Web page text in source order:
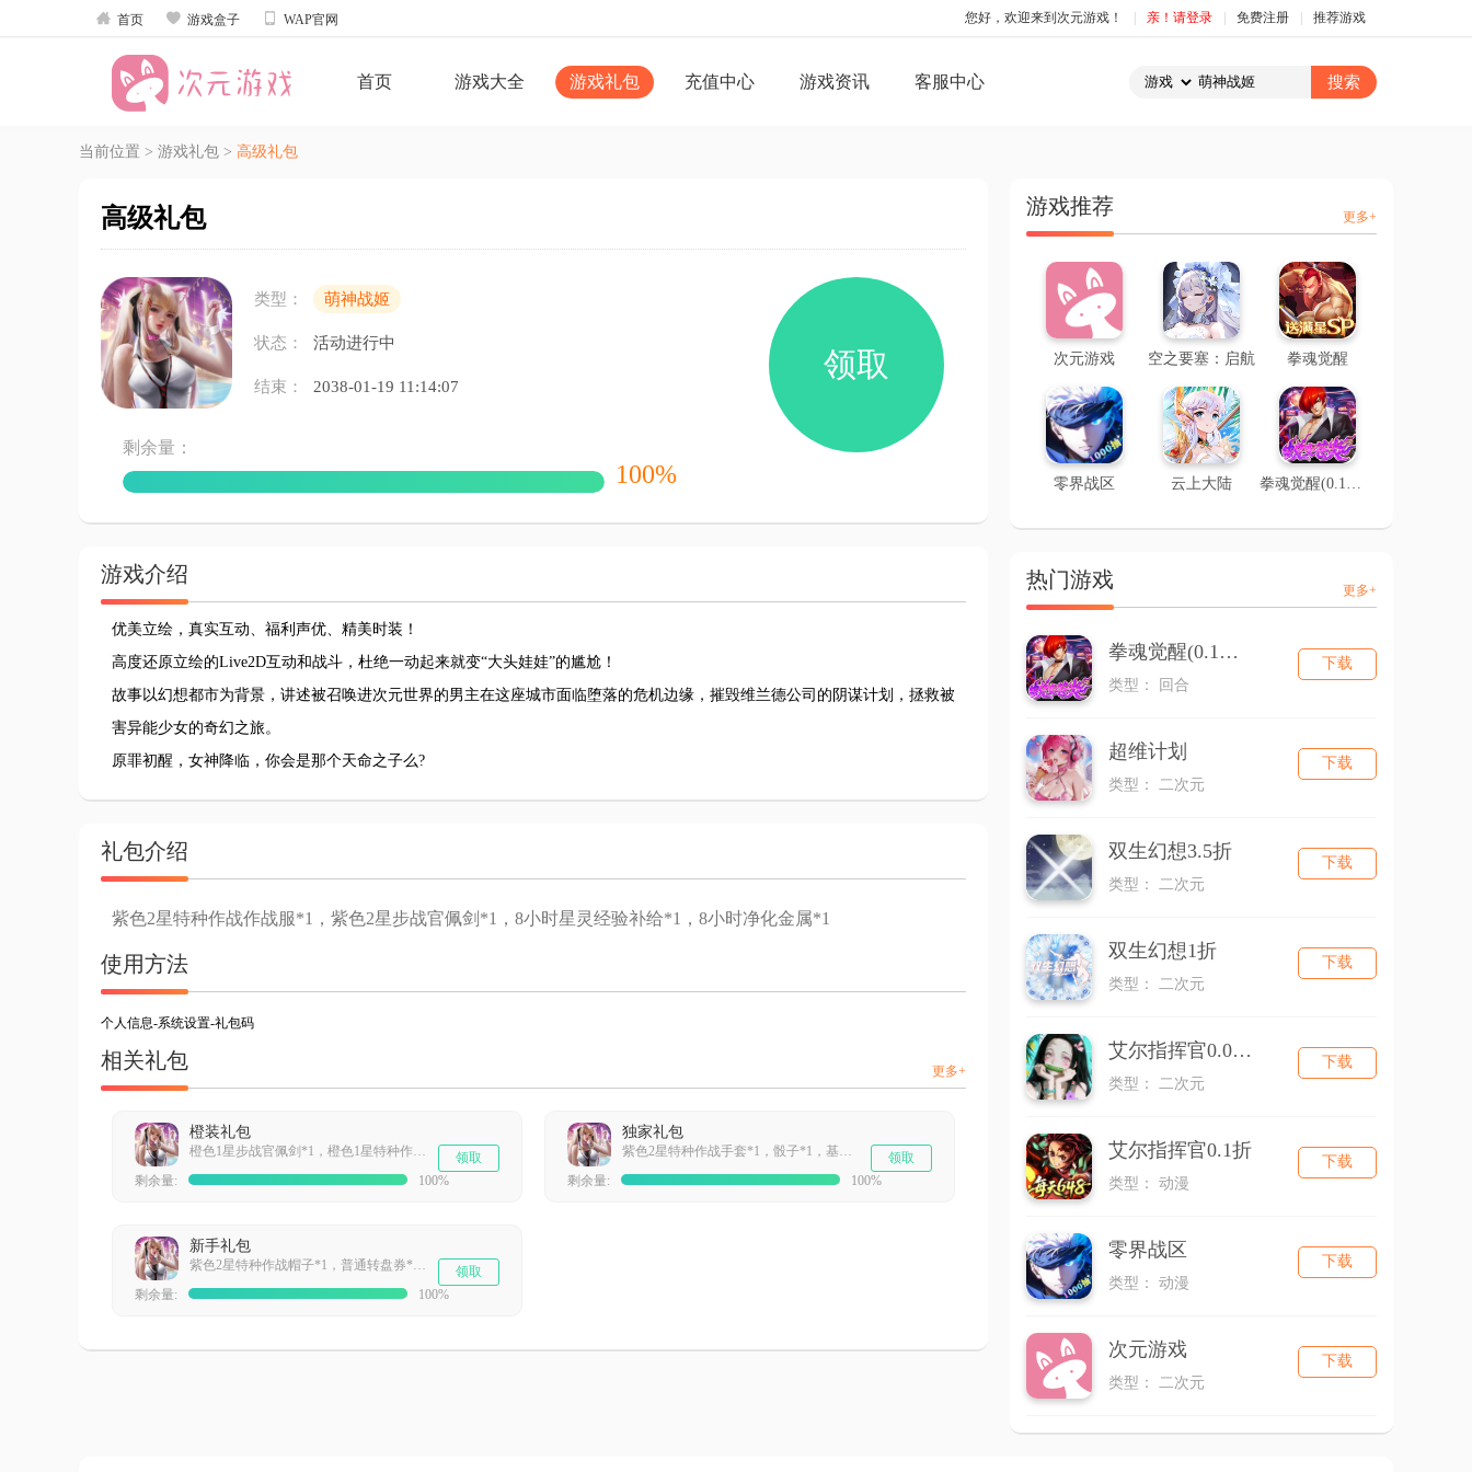
 首页  游戏盒子  WAP官网 您好，欢迎来到次元游戏！ 亲！请登录 免费注册 推荐游戏
首页 游戏大全 游戏礼包 充值中心 游戏资讯 客服中心
当前位置 > 游戏礼包 > 高级礼包
高级礼包
类型： 萌神战姬
状态： 活动进行中
结束： 2038-01-19 11:14:07
剩余量：
100%
领取
游戏介绍
优美立绘，真实互动、福利声优、精美时装！
高度还原立绘的Live2D互动和战斗，杜绝一动起来就变“大头娃娃”的尴尬！
故事以幻想都市为背景，讲述被召唤进次元世界的男主在这座城市面临堕落的危机边缘，摧毁维兰德公司的阴谋计划，拯救被
害异能少女的奇幻之旅。
原罪初醒，女神降临，你会是那个天命之子么?
礼包介绍
紫色2星特种作战作战服*1，紫色2星步战官佩剑*1，8小时星灵经验补给*1，8小时净化金属*1
使用方法
个人信息-系统设置-礼包码
相关礼包 更多+
橙装礼包
橙色1星步战官佩剑*1，橙色1星特种作战手套*1，橙色1星特种作战帽子*1，橙色1星特种作战作战服*1
剩余量:
100%
领取
独家礼包
紫色2星特种作战手套*1，骰子*1，基础作战芯片*1，遗迹调查许可*1
剩余量:
100%
领取
新手礼包
紫色2星特种作战帽子*1，普通转盘券*3，1000星灵经验补给*150，净化金属*150
剩余量:
100%
领取
游戏推荐 更多+
次元游戏 空之要塞：启航 拳魂觉醒
零界战区 云上大陆 拳魂觉醒(0.1折拳皇正版授权)
热门游戏 更多+
拳魂觉醒(0.1折拳皇正版授权)
类型： 回合
下载
超维计划
类型： 二次元
下载
双生幻想3.5折
类型： 二次元
下载
双生幻想1折
类型： 二次元
下载
艾尔指挥官0.05折
类型： 二次元
下载
艾尔指挥官0.1折
类型： 动漫
下载
零界战区
类型： 动漫
下载
次元游戏
类型： 二次元
下载